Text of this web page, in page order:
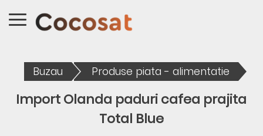
Buzau Produse piata - alimentatie
Import Olanda paduri cafea prajita
Total Blue